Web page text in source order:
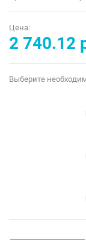
Цена:
2 740.12
Выберите